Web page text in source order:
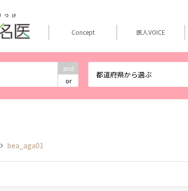
and
or
都道府県から選ぶ
Concept 医人VOICE
bea_aga01